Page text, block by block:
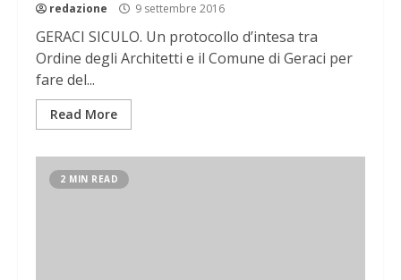
redazione 9 settembre 2016
GERACI SICULO. Un protocollo d’intesa tra
Ordine degli Architetti e il Comune di Geraci per
fare del...
Read More
2 MIN READ